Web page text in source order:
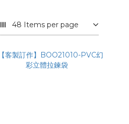
48 Items per page